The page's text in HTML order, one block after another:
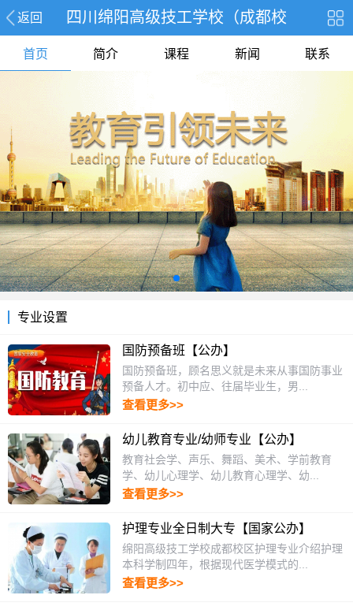
返回 四川绵阳高级技工学校（成都校
首页 简介 课程 新闻 联系
专业设置
国防预备班【公办】
国防预备班，顾名思义就是未来从事国防事业
预备人才。初中应、往届毕业生，男...
查看更多>>
幼儿教育专业/幼师专业【公办】
教育社会学、声乐、舞蹈、美术、学前教育
学、幼儿心理学、幼儿教育心理学、幼...
查看更多>>
护理专业全日制大专【国家公办】
绵阳高级技工学校成都校区护理专业介绍护理
本科学制四年，根据现代医学模式的...
查看更多>>